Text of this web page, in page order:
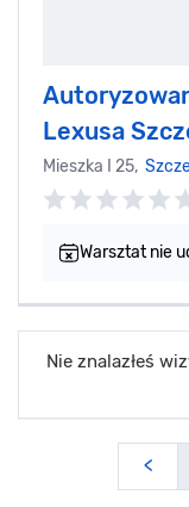
Lexusa
Mieszka I 25,
Warsztat nie
Nie znalazłeś
<